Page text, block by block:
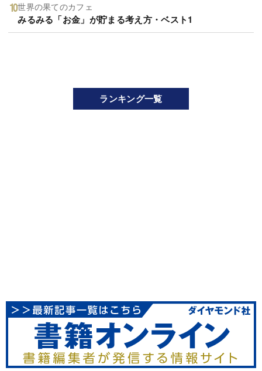
世界の果てのカフェ
みるみる「お金」が貯まる考え方・ベスト1
ランキング一覧